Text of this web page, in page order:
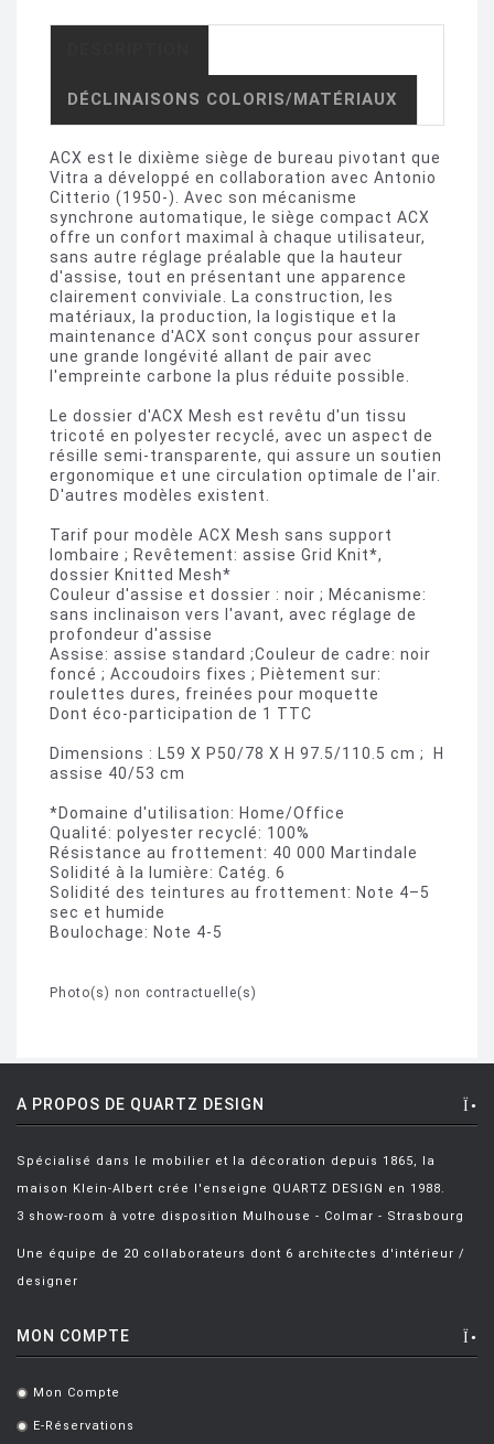
DÉCLINAISONS COLORIS/MATÉRIAUX
ACX est le dixième siège de bureau pivotant que
Vitra a développé en collaboration avec Antonio
Citterio (1950-). Avec son mécanisme
synchrone automatique, le siège compact ACX
offre un confort maximal à chaque utilisateur,
sans autre réglage préalable que la hauteur
d'assise, tout en présentant une apparence
clairement conviviale. La construction, les
matériaux, la production, la logistique et la
maintenance d'ACX sont conçus pour assurer
une grande longévité allant de pair avec
l'empreinte carbone la plus réduite possible.
Le dossier d'ACX Mesh est revêtu d'un tissu
tricoté en polyester recyclé, avec un aspect de
résille semi-transparente, qui assure un soutien
ergonomique et une circulation optimale de l'air.
D'autres modèles existent.
Tarif pour modèle ACX Mesh sans support
lombaire ; Revêtement: assise Grid Knit*,
dossier Knitted Mesh*
Couleur d'assise et dossier : noir ; Mécanisme:
sans inclinaison vers l'avant, avec réglage de
profondeur d'assise
Assise: assise standard ;Couleur de cadre: noir
foncé ; Accoudoirs fixes ; Piètement sur:
roulettes dures, freinées pour moquette
Dont éco-participation de 1 TTC
Dimensions : L59 X P50/78 X H 97.5/110.5 cm ; H
assise 40/53 cm
*Domaine d'utilisation: Home/Office
Qualité: polyester recyclé: 100%
Résistance au frottement: 40 000 Martindale
Solidité à la lumière: Catég. 6
Solidité des teintures au frottement: Note 4–5
sec et humide
Boulochage: Note 4-5
Photo(s) non contractuelle(s)
A PROPOS DE QUARTZ DESIGN
Spécialisé dans le mobilier et la décoration depuis 1865, la
maison Klein-Albert crée l'enseigne QUARTZ DESIGN en 1988.
3 show-room à votre disposition Mulhouse - Colmar - Strasbourg
Une équipe de 20 collaborateurs dont 6 architectes d'intérieur /
designer
MON COMPTE
. Mon Compte
. E-Réservations